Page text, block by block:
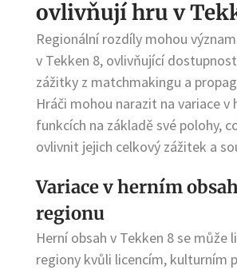
ovlivňují hru v
Regionální rozdíly mohou
v Tekken 8, ovlivňující
zážitky z matchmakingu a
Hráči mohou narazit na variace v
funkcích na základě své polohy,
ovlivnit jejich celkový zážitek a
Variace v herním
regionu
Herní obsah v Tekken 8 se může
regiony kvůli licencím, kulturním